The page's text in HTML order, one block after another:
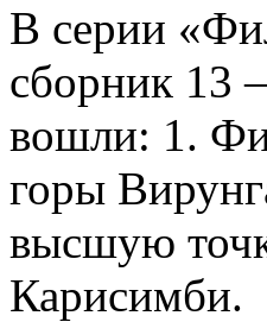
В серии
сборник 13
вошли: 1.
горы
высшую
Карисимби.